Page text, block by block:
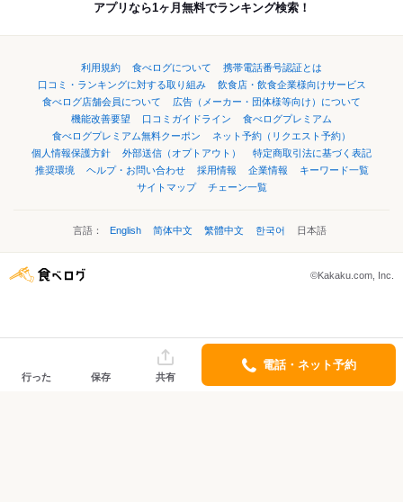
アプリなら1ヶ月無料でランキング検索！
利用規約 食べログについて
携帯電話番号認証とは
口コミ・ランキングに対する取り組み
飲食店・飲食企業様向けサービス
食べログ店舗会員について
広告（メーカー・団体様等向け）について
機能改善要望
口コミガイドライン
食べログプレミアム
食べログプレミアム無料クーポン
ネット予約（リクエスト予約）
個人情報保護方針
外部送信（オプトアウト）
特定商取引法に基づく表記
推奨環境
ヘルプ・お問い合わせ 採用情報 企業情報
キーワード一覧
サイトマップ
チェーン一覧
言語： English 简体中文 繁體中文 한국어 日本語
©Kakaku.com, Inc.
行った 保存 共有
電話・ネット予約